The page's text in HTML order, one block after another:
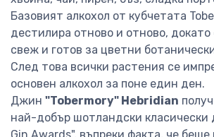
Базовият алкохол от кубчетата
дестилира отново и отново, докато
свеж и готов за цветни
След това всички растения се
основен алкохол за поне един ден.
Джин "Tobermory" Hebridian
най-добър шотландски класически